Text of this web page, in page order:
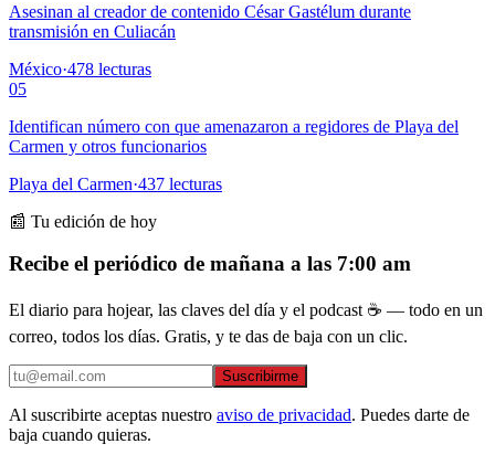
Asesinan al creador de contenido César Gastélum durante
transmisión en Culiacán
México·478 lecturas
05
Identifican número con que amenazaron a regidores de Playa del
Carmen y otros funcionarios
Playa del Carmen·437 lecturas
📰 Tu edición de hoy
Recibe el periódico de mañana a las 7:00 am
El diario para hojear, las claves del día y el podcast ☕ — todo en un
correo, todos los días. Gratis, y te das de baja con un clic.
Suscribirme
Al suscribirte aceptas nuestro aviso de privacidad. Puedes darte de
baja cuando quieras.